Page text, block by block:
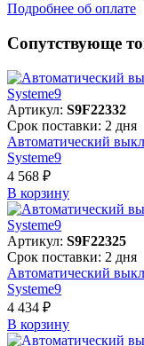
Подробнее об оплате
Сопутствующе
Артикул: S9F22332
Срок поставки: 2 дня
Автоматический
Systeme9
4 568 ₽
В корзинy
Артикул: S9F22325
Срок поставки: 2 дня
Автоматический
Systeme9
4 434 ₽
В корзинy